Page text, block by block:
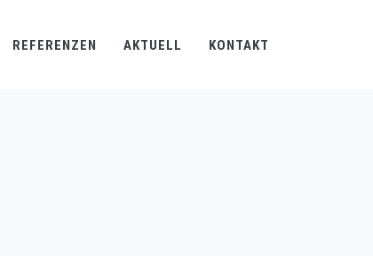
REFERENZEN AKTUELL KONTAKT